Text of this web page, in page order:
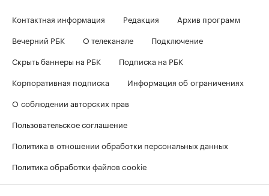
Контактная информация Редакция
Архив программ
Вечерний РБК
О телеканале
Подключение
Скрыть баннеры на РБК
Подписка на РБК
Корпоративная подписка
Информация об ограничениях
О соблюдении авторских прав
Пользовательское соглашение
Политика в отношении обработки персональных данных
Политика обработки файлов cookie